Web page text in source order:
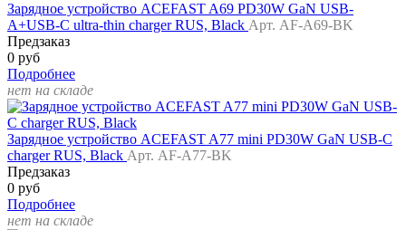
Зарядное устройство ACEFAST A69 PD30W GaN USB-
A+USB-C ultra-thin charger RUS, Black Арт. AF-A69-BK
Предзаказ
0 руб
Подробнее
нет на складе
Зарядное устройство ACEFAST A77 mini PD30W GaN USB-C
charger RUS, Black Арт. AF-A77-BK
Предзаказ
0 руб
Подробнее
нет на складе